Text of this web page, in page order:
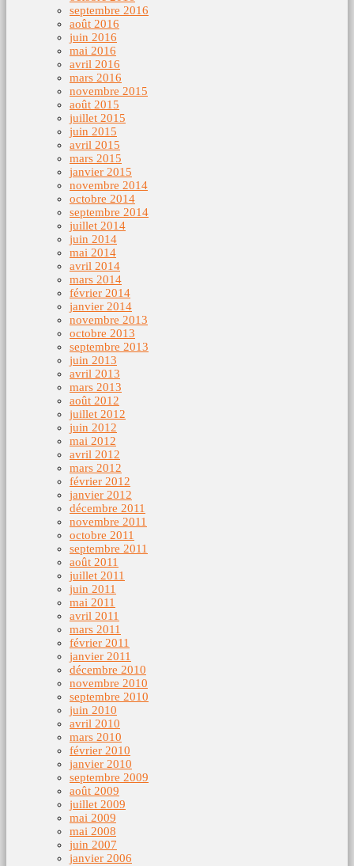
septembre 2016
août 2016
juin 2016
mai 2016
avril 2016
mars 2016
novembre 2015
août 2015
juillet 2015
juin 2015
avril 2015
mars 2015
janvier 2015
novembre 2014
octobre 2014
septembre 2014
juillet 2014
juin 2014
mai 2014
avril 2014
mars 2014
février 2014
janvier 2014
novembre 2013
octobre 2013
septembre 2013
juin 2013
avril 2013
mars 2013
août 2012
juillet 2012
juin 2012
mai 2012
avril 2012
mars 2012
février 2012
janvier 2012
décembre 2011
novembre 2011
octobre 2011
septembre 2011
août 2011
juillet 2011
juin 2011
mai 2011
avril 2011
mars 2011
février 2011
janvier 2011
décembre 2010
novembre 2010
septembre 2010
juin 2010
avril 2010
mars 2010
février 2010
janvier 2010
septembre 2009
août 2009
juillet 2009
mai 2009
mai 2008
juin 2007
janvier 2006